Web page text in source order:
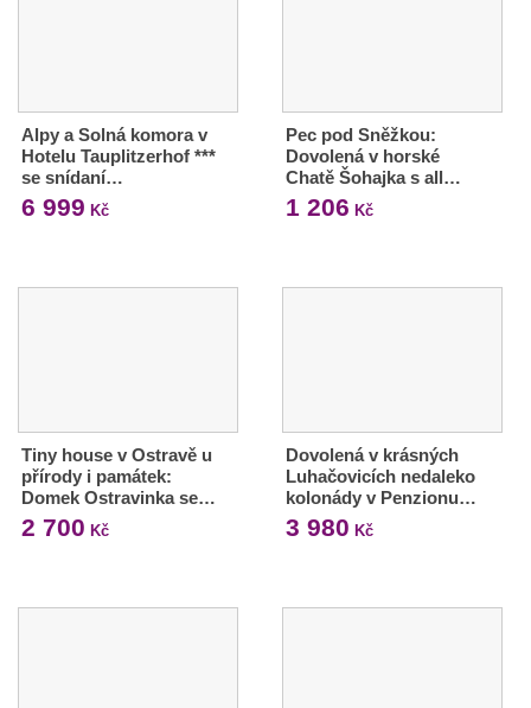
Alpy a Solná komora v
Hotelu Tauplitzerhof ***
se snídaní…
6 999 Kč
Pec pod Sněžkou:
Dovolená v horské
Chatě Šohajka s all…
1 206 Kč
Tiny house v Ostravě u
přírody i památek:
Domek Ostravinka se…
2 700 Kč
Dovolená v krásných
Luhačovicích nedaleko
kolonády v Penzionu…
3 980 Kč